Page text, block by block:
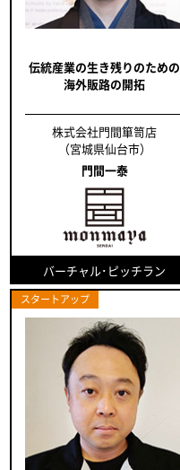
伝統産業の生き残りのための
海外販路の開拓
株式会社門間箪笥店
（宮城県仙台市）
門間一泰
バーチャル･ピッチラン
スタートアップ